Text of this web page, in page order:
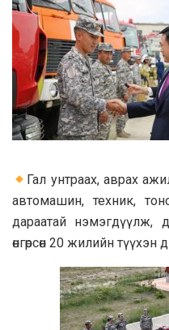
Гал унтраах, аврах
автомашин, техник,
дараатай нэмэгдүүлж,
өнгөрсөн 20 жилийн